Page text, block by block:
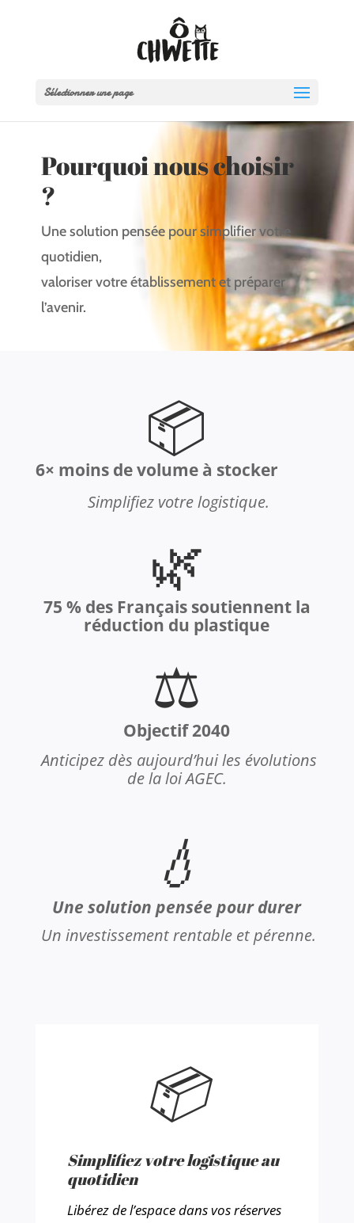
Sélectionner une page
Pourquoi nous choisir
?
Une solution pensée pour simplifier votre
quotidien,
valoriser votre établissement et préparer
l’avenir.
📦
6× moins de volume à stocker
Simplifiez votre logistique.
🌿
75 % des Français soutiennent la
réduction du plastique
⚖️
Objectif 2040
Anticipez dès aujourd’hui les évolutions
de la loi AGEC.
💧
Une solution pensée pour durer
Un investissement rentable et pérenne.
📦
Simplifiez votre logistique au
quotidien
Libérez de l’espace dans vos réserves